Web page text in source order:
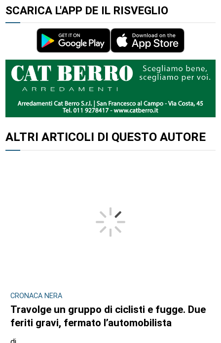
SCARICA L'APP DE IL RISVEGLIO
ALTRI ARTICOLI DI QUESTO AUTORE
CRONACA NERA
Travolge un gruppo di ciclisti e fugge. Due
feriti gravi, fermato l’automobilista